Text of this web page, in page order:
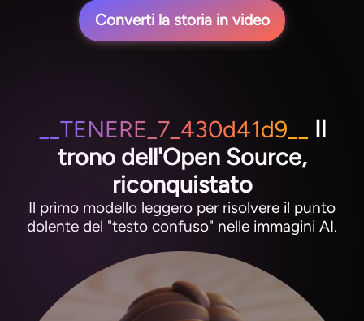
Converti la storia in video
__TENERE_7_430d41d9__
Il
trono dell'Open Source,
riconquistato
Il primo modello leggero per risolvere il punto
dolente del "testo confuso" nelle immagini AI.